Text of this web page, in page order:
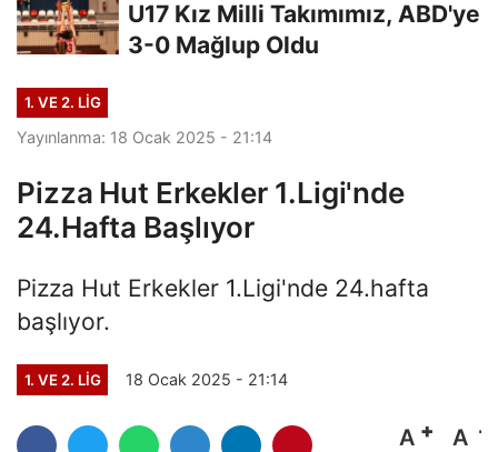
U17 Kız Milli Takımımız, ABD'ye
3-0 Mağlup Oldu
1. VE 2. LIG
Yayınlanma: 18 Ocak 2025 - 21:14
Pizza Hut Erkekler 1.Ligi'nde
24.Hafta Başlıyor
Pizza Hut Erkekler 1.Ligi'nde 24.hafta
başlıyor.
1. VE 2. LIG 18 Ocak 2025 - 21:14
A A